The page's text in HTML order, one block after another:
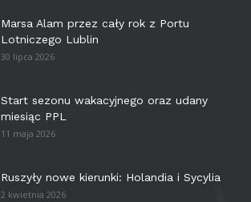
Marsa Alam przez cały rok z Portu
Lotniczego Lublin
30 lipca 2026
Start sezonu wakacyjnego oraz udany
miesiąc PPL
11 maja 2026
Ruszyły nowe kierunki: Holandia i Sycylia
2 kwietnia 2026